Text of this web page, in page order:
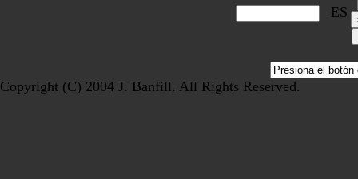
ES
Copyright (C) 2004 J. Banfill. All Rights Reserved.